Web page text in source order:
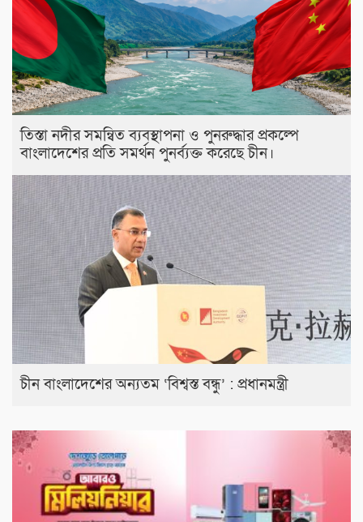
তিস্তা নদীর সমন্বিত ব্যবস্থাপনা ও পুনরুদ্ধার প্রকল্পে
বাংলাদেশের প্রতি সমর্থন পুনর্ব্যক্ত করেছে চীন।
চীন বাংলাদেশের অন্যতম ‘বিশ্বস্ত বন্ধু’ : প্রধানমন্ত্রী